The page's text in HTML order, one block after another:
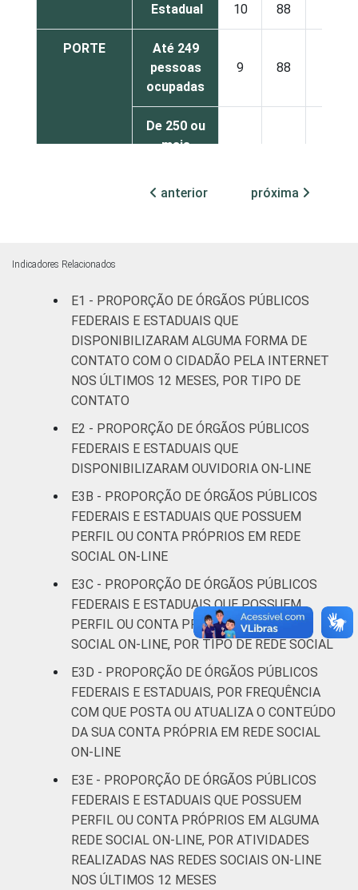
Estadual 10 88
PORTE
Até 249
pessoas
ocupadas
9 88
De 250 ou
mais
conta próprios em rede social on-line. Dados
anterior próxima
Indicadores Relacionados
E1 - PROPORÇÃO DE ÓRGÃOS PÚBLICOS
FEDERAIS E ESTADUAIS QUE
DISPONIBILIZARAM ALGUMA FORMA DE
CONTATO COM O CIDADÃO PELA INTERNET
NOS ÚLTIMOS 12 MESES, POR TIPO DE
CONTATO
E2 - PROPORÇÃO DE ÓRGÃOS PÚBLICOS
FEDERAIS E ESTADUAIS QUE
DISPONIBILIZARAM OUVIDORIA ON-LINE
E3B - PROPORÇÃO DE ÓRGÃOS PÚBLICOS
FEDERAIS E ESTADUAIS QUE POSSUEM
PERFIL OU CONTA PRÓPRIOS EM REDE
SOCIAL ON-LINE
E3C - PROPORÇÃO DE ÓRGÃOS PÚBLICOS
FEDERAIS E ESTADUAIS QUE POSSUEM
PERFIL OU CONTA PRÓPRIOS EM REDE
SOCIAL ON-LINE, POR TIPO DE REDE SOCIAL
E3D - PROPORÇÃO DE ÓRGÃOS PÚBLICOS
FEDERAIS E ESTADUAIS, POR FREQUÊNCIA
COM QUE POSTA OU ATUALIZA O CONTEÚDO
DA SUA CONTA PRÓPRIA EM REDE SOCIAL
ON-LINE
E3E - PROPORÇÃO DE ÓRGÃOS PÚBLICOS
FEDERAIS E ESTADUAIS QUE POSSUEM
PERFIL OU CONTA PRÓPRIOS EM ALGUMA
REDE SOCIAL ON-LINE, POR ATIVIDADES
REALIZADAS NAS REDES SOCIAIS ON-LINE
NOS ÚLTIMOS 12 MESES